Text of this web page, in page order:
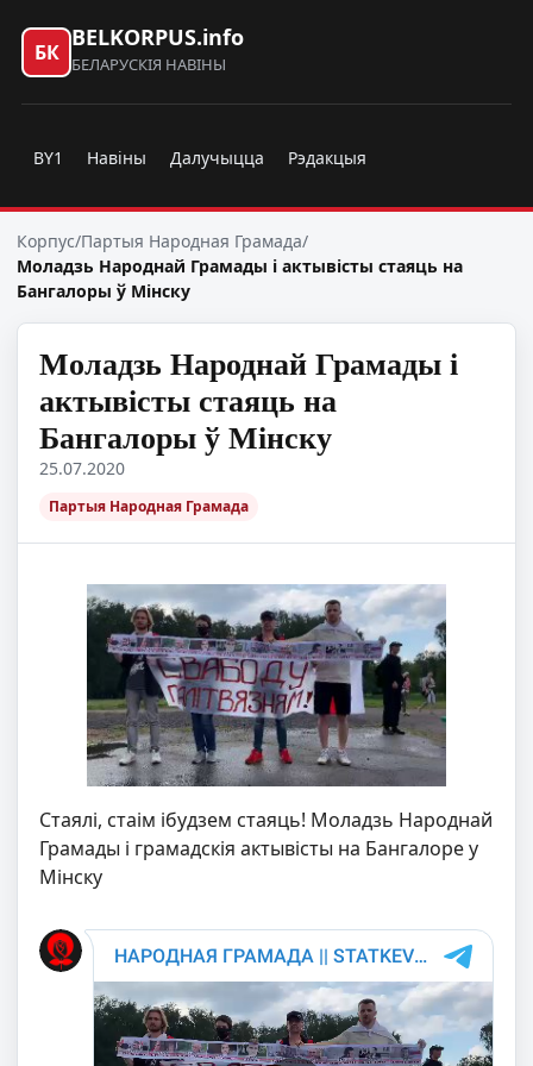
БК
BELKORPUS.info
БЕЛАРУСКІЯ НАВІНЫ
BY1 Навіны Далучыцца Рэдакцыя
Корпус/Партыя Народная Грамада/
Моладзь Народнай Грамады і актывісты стаяць на
Бангалоры ў Мінску
Моладзь Народнай Грамады і
актывісты стаяць на
Бангалоры ў Мінску
25.07.2020
Партыя Народная Грамада
Стаялi, стаiм iбудзем стаяць! Моладзь Народнай
Грамады i грамадскія актывiсты на Бангалоре у
Мiнску